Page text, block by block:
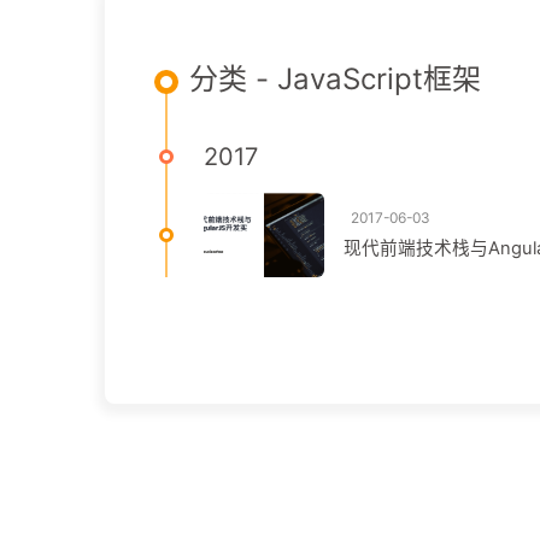
分类 - JavaScript框架
2017
2017-06-03
现代前端技术栈与